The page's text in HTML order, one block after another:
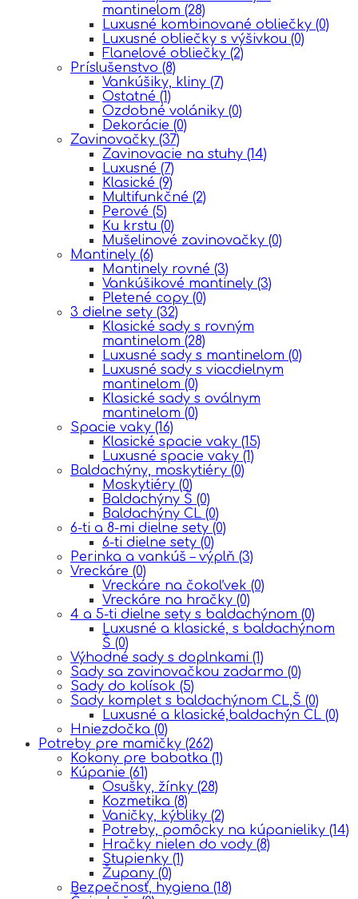
mantinelom (28)
Luxusné kombinované obliečky (0)
Luxusné obliečky s výšivkou (0)
Flanelové obliečky (2)
Príslušenstvo (8)
Vankúšiky, kliny (7)
Ostatné (1)
Ozdobné volániky (0)
Dekorácie (0)
Zavinovačky (37)
Zavinovacie na stuhy (14)
Luxusné (7)
Klasické (9)
Multifunkčné (2)
Perové (5)
Ku krstu (0)
Mušelinové zavinovačky (0)
Mantinely (6)
Mantinely rovné (3)
Vankúšikové mantinely (3)
Pletené copy (0)
3 dielne sety (32)
Klasické sady s rovným
mantinelom (28)
Luxusné sady s mantinelom (0)
Luxusné sady s viacdielnym
mantinelom (0)
Klasické sady s oválnym
mantinelom (0)
Spacie vaky (16)
Klasické spacie vaky (15)
Luxusné spacie vaky (1)
Baldachýny, moskytiéry (0)
Moskytiéry (0)
Baldachýny Š (0)
Baldachýny CL (0)
6-ti a 8-mi dielne sety (0)
6-ti dielne sety (0)
Perinka a vankúš – výplň (3)
Vreckáre (0)
Vreckáre na čokoľvek (0)
Vreckáre na hračky (0)
4 a 5-ti dielne sety s baldachýnom (0)
Luxusné a klasické, s baldachýnom
Š (0)
Výhodné sady s doplnkami (1)
Sady sa zavinovačkou zadarmo (0)
Sady do kolísok (5)
Sady komplet s baldachýnom CL,Š (0)
Luxusné a klasické,baldachýn CL (0)
Hniezdočka (0)
Potreby pre mamičky (262)
Kokony pre babatka (1)
Kúpanie (61)
Osušky, žínky (28)
Kozmetika (8)
Vaničky, kýbliky (2)
Potreby, pomôcky na kúpanieliky (14)
Hračky nielen do vody (8)
Stupienky (1)
Župany (0)
Bezpečnosť, hygiena (18)